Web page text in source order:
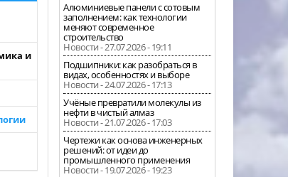
и
Алюминиевые панели с сотовым
заполнением: как технологии
меняют современное
строительство
Новости - 27.07.2026 - 19:11
Подшипники: как разобраться в
видах, особенностях и выборе
Новости - 24.07.2026 - 17:13
Учёные превратили молекулы из
нефти в чистый алмаз
Новости - 21.07.2026 - 17:03
Чертежи как основа инженерных
решений: от идеи до
промышленного применения
Новости - 19.07.2026 - 19:23